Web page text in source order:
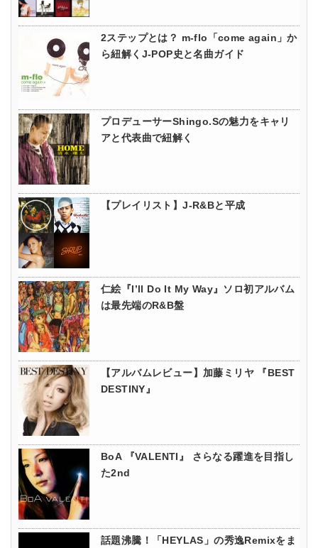
2ステップとは？ m-flo「come again」か
ら紐解くJ-POP史と名曲ガイド
プロデューサーShingo.Sの魅力をキャリ
アと代表曲で紐解く
【プレイリスト】J-R&Bと平成
仁絵『I’ll Do It My Way』ソロ初アルバム
は最先端のR&B盤
【アルバムレビュー】加藤ミリヤ 『BEST
DESTINY』
BoA 『VALENTI』 さらなる躍進を目指し
た2nd
話題沸騰！「HEYLAS」の秀逸Remixをま